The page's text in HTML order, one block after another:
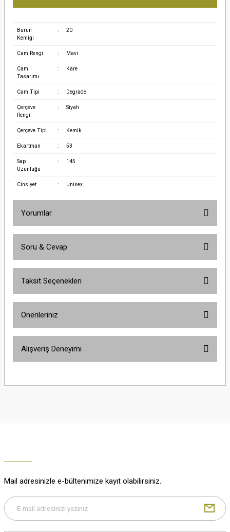
Burun
Kemiği
: 20
Cam Rengi : Mavi
Cam
Tasarımı
: Kare
Cam Tipi : Degrade
Çerçeve
Rengi
: Siyah
Çerçeve Tipi : Kemik
Ekartman : 53
Sap
Uzunluğu
: 145
Cinsiyet : Unisex
Yorumlar
Soru & Cevap
Taksit Seçenekleri
Önerileriniz
yetersiz gördüğünüz noktaları öneri formunu kullanarak tarafımıza
Gönder
Alışveriş Deneyimi
M... K... | 29/12/2025
Mail adresinizle e-bültenimize kayıt olabilirsiniz.